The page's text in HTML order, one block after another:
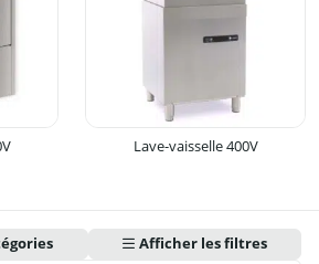
Lave-vaisselle 400V
Afficher les filtres